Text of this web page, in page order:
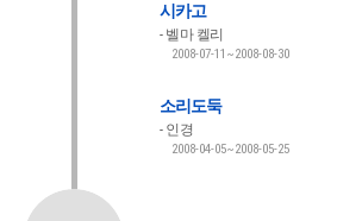
시카고
벨마 켈리
2008-07-11~2008-08-30
소리도둑
인경
2008-04-05~2008-05-25